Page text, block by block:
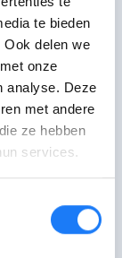
te bieden
delen we
onze
analyse. Deze
met andere
ze hebben
services.
van
doel
ik op
trainen
voor